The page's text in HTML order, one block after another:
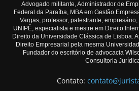
Advogado militante, Administrador de
Federal da Paraíba, MBA em Gestão
Vargas, professor, palestrante,
UNIPÊ, especialista e mestre em Direito
Direito da Universidade Clássica de Lisboa.
Direito Empresarial pela mesma
Fundador do escritório de advocacia
Consultoria
Contato: